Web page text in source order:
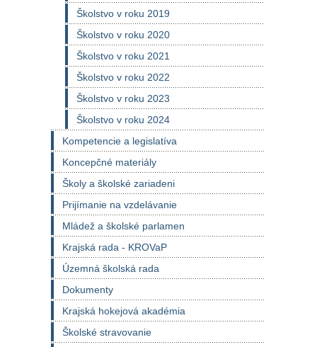
Školstvo v roku 2019
Školstvo v roku 2020
Školstvo v roku 2021
Školstvo v roku 2022
Školstvo v roku 2023
Školstvo v roku 2024
Kompetencie a legislatíva
Koncepčné materiály
Školy a školské zariadeni
Prijímanie na vzdelávanie
Mládež a školské parlamen
Krajská rada - KROVaP
Územná školská rada
Dokumenty
Krajská hokejová akadémia
Školské stravovanie